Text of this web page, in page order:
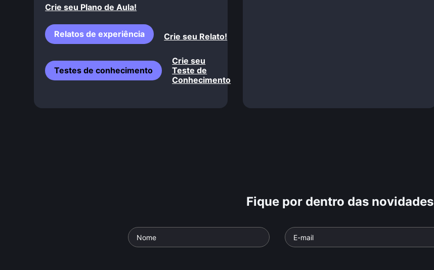
Crie seu Plano de Aula!
Relatos de experiência Crie seu Relato!
Testes de conhecimento
Crie seu
Teste de
Conhecimento
Fique por dentro das novidades